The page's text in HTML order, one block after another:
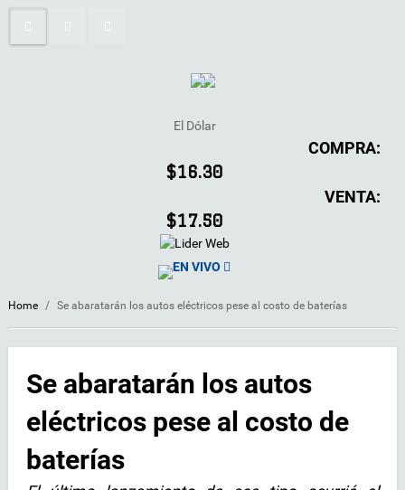
El Dólar
COMPRA:
$16.30
VENTA:
$17.50
EN VIVO
Home / Se abaratarán los autos eléctricos pese al costo de baterías
Se abaratarán los autos
eléctricos pese al costo de
baterías